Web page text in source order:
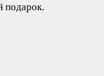
подарок.